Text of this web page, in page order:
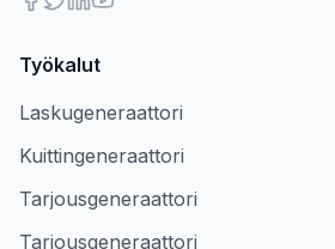
Työkalut
Laskugeneraattori
Kuittingeneraattori
Tarjousgeneraattori
Tarjousgeneraattori